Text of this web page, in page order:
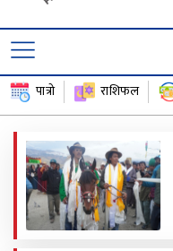
पात्रो राशिफल